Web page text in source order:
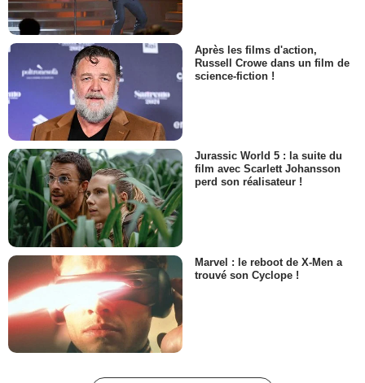
Après les films d'action,
Russell Crowe dans un film de
science-fiction !
Jurassic World 5 : la suite du
film avec Scarlett Johansson
perd son réalisateur !
Marvel : le reboot de X-Men a
trouvé son Cyclope !